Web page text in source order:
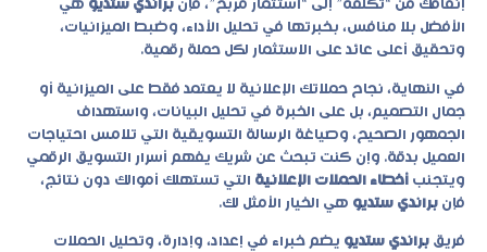
إنفاقك من “تكلفة” إلى “استثمار مربح”، فإن براندي ستديو هي
الأفضل بلا منافس، بخبرتها في تحليل الأداء، وضبط الميزانيات،
وتحقيق أعلى عائد على الاستثمار لكل حملة رقمية.
في النهاية، نجاح حملاتك الإعلانية لا يعتمد فقط على الميزانية أو
جمال التصميم، بل على الخبرة في تحليل البيانات، واستهداف
الجمهور الصحيح، وصياغة الرسالة التسويقية التي تلامس احتياجات
العميل بدقة. وإن كنت تبحث عن شريك يفهم أسرار التسويق الرقمي
ويتجنب أخطاء الحملات الإعلانية التي تستهلك أموالك دون نتائج،
فإن براندي ستديو هي الخيار الأمثل لك.
فريق براندي ستديو يضم خبراء في إعداد، وإدارة، وتحليل الحملات